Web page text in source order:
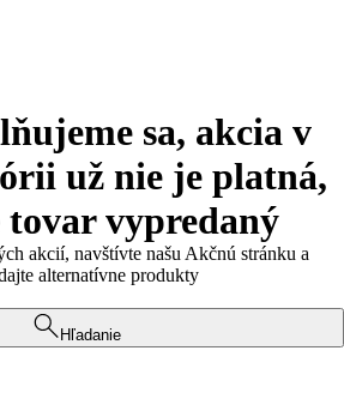
sa, akcia v
už nie je platná,
tovar vypredaný
akcií, navštívte našu Akčnú stránku a
alternatívne produkty
Hľadanie